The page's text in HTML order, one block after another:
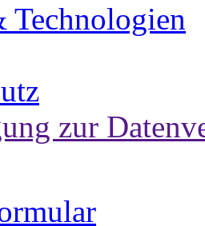
Technologien
zur